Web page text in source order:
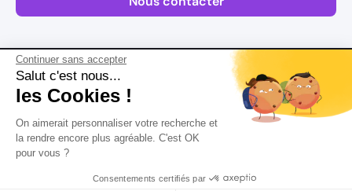
Continuer sans accepter
Salut c'est nous...
les Cookies !
On aimerait personnaliser votre recherche et
la rendre encore plus agréable. C'est OK
pour vous ?
Consentements certifiés par
Plan de site
Mentions légales
Conditions Générales d’Utilisation
Version actualisée en
2026